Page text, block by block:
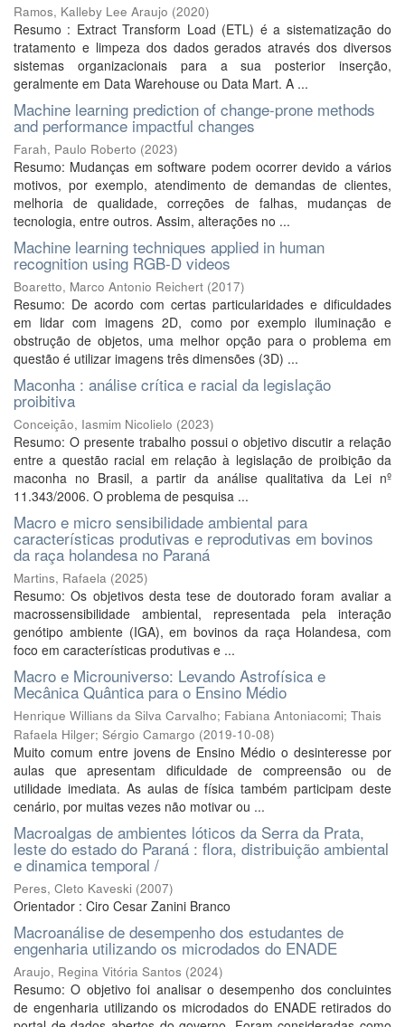
Ramos, Kalleby Lee Araujo (2020)
Resumo : Extract Transform Load (ETL) é a sistematização do
tratamento e limpeza dos dados gerados através dos diversos
sistemas organizacionais para a sua posterior inserção,
geralmente em Data Warehouse ou Data Mart. A ...
Machine learning prediction of change-prone methods
and performance impactful changes
Farah, Paulo Roberto (2023)
Resumo: Mudanças em software podem ocorrer devido a vários
motivos, por exemplo, atendimento de demandas de clientes,
melhoria de qualidade, correções de falhas, mudanças de
tecnologia, entre outros. Assim, alterações no ...
Machine learning techniques applied in human
recognition using RGB-D videos
Boaretto, Marco Antonio Reichert (2017)
Resumo: De acordo com certas particularidades e dificuldades
em lidar com imagens 2D, como por exemplo iluminação e
obstrução de objetos, uma melhor opção para o problema em
questão é utilizar imagens três dimensões (3D) ...
Maconha : análise crítica e racial da legislação
proibitiva
Conceição, Iasmim Nicolielo (2023)
Resumo: O presente trabalho possui o objetivo discutir a relação
entre a questão racial em relação à legislação de proibição da
maconha no Brasil, a partir da análise qualitativa da Lei nº
11.343/2006. O problema de pesquisa ...
Macro e micro sensibilidade ambiental para
características produtivas e reprodutivas em bovinos
da raça holandesa no Paraná
Martins, Rafaela (2025)
Resumo: Os objetivos desta tese de doutorado foram avaliar a
macrossensibilidade ambiental, representada pela interação
genótipo ambiente (IGA), em bovinos da raça Holandesa, com
foco em características produtivas e ...
Macro e Microuniverso: Levando Astrofísica e
Mecânica Quântica para o Ensino Médio
Henrique Willians da Silva Carvalho; Fabiana Antoniacomi; Thais
Rafaela Hilger; Sérgio Camargo (2019-10-08)
Muito comum entre jovens de Ensino Médio o desinteresse por
aulas que apresentam dificuldade de compreensão ou de
utilidade imediata. As aulas de física também participam deste
cenário, por muitas vezes não motivar ou ...
Macroalgas de ambientes lóticos da Serra da Prata,
leste do estado do Paraná : flora, distribuição ambiental
e dinamica temporal /
Peres, Cleto Kaveski (2007)
Orientador : Ciro Cesar Zanini Branco
Macroanálise de desempenho dos estudantes de
engenharia utilizando os microdados do ENADE
Araujo, Regina Vitória Santos (2024)
Resumo: O objetivo foi analisar o desempenho dos concluintes
de engenharia utilizando os microdados do ENADE retirados do